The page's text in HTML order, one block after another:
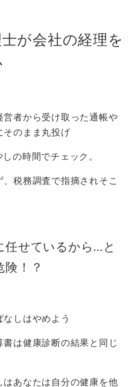
が会社の経理を
者から受け取った通帳や
そのまま丸投げ
の時間でチェック。
税務調査で指摘されそこ
任せているから…と
！？
しはやめよう
は健康診断の結果と同じ
あなたは自分の健康を他